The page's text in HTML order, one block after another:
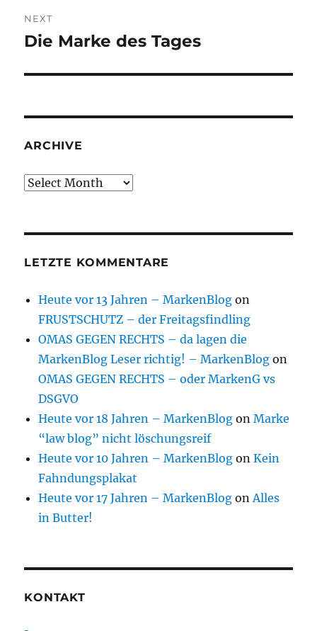
NEXT
Next
Die Marke des Tages
ARCHIVE
Archive
LETZTE KOMMENTARE
Heute vor 13 Jahren – MarkenBlog on
FRUSTSCHUTZ – der Freitagsfindling
OMAS GEGEN RECHTS – da lagen die
MarkenBlog Leser richtig! – MarkenBlog on
OMAS GEGEN RECHTS – oder MarkenG vs
DSGVO
Heute vor 18 Jahren – MarkenBlog onMarke
“law blog” nicht löschungsreif
Heute vor 10 Jahren – MarkenBlog onKein
Fahndungsplakat
Heute vor 17 Jahren – MarkenBlog onAlles
in Butter!
KONTAKT